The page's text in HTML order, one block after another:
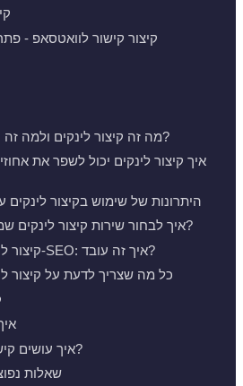
קיצור קישור לוואטסאפ -
מה זה קיצור לינקים ולמה זה חשוב בעידן הדיגיטלי?
איך קיצור לינקים יכול לשפר את
היתרונות של שימוש בקיצור
איך לבחור שירות קיצור לינקים שמתאים לצרכים שלכם?
קיצור לינקים ואופטימיזציה ל-SEO: איך זה עובד?
כל מה שצריך לדעת על קיצור
איך עושים קישור מקוצר לוואטסאפ?
שאלות